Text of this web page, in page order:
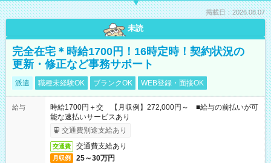
掲載日：2026.08.07
未読
完全在宅＊時給1700円！16時定時！契約状況の
更新・修正など事務サポート
派遣 職種未経験OK ブランクOK WEB登録・面接OK
給与
時給1700円＋交 【月収例】272,000円～ ■給与の前払いが可
能な速払いサービスあり
交通費別途支給あり
交通費 交通費支給あり
月収例 25～30万円